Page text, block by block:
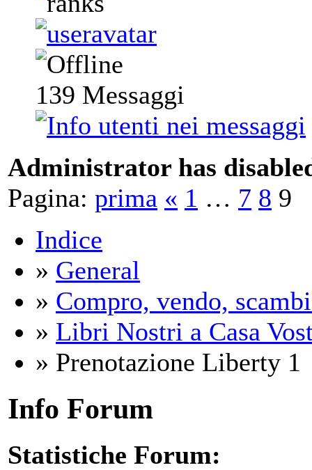
139 Messaggi
Administrator has
Pagina: prima « 1 … 7 8 9
Indice
» General
» Compro, vendo,
» Libri Nostri a Casa
» Prenotazione Liberty 1
Info Forum
Statistiche Forum: